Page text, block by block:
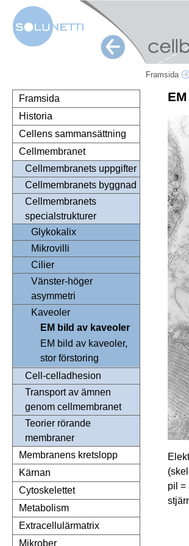
Framsida
Framsida
Historia
Cellens sammansättning
Cellmembranet
Cellmembranets uppgifter
Cellmembranets byggnad
Cellmembranets
specialstrukturer
Glykokalix
Mikrovilli
Cilier
Vänster-höger
asymmetri
Kaveoler
EM bild av kaveoler
EM bild av kaveoler,
stor förstoring
Cell-celladhesion
Transport av ämnen
genom cellmembranet
Teorier rörande
membraner
Membranens kretslopp
Kärnan
Cytoskelettet
Metabolism
Extracellulärmatrix
Mikrober
pil =